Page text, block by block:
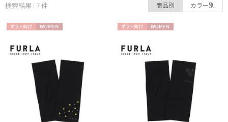
レディース キッズ
おすすめ
価格の高い
価格の低い
人気順
検索結果 : 7件 商品別 カラー別
向け
N
向け
N